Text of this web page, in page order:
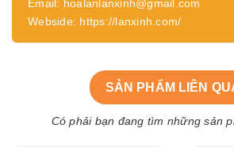
Email: hoalanlanxinh@gmail.com
Webside: https://lanxinh.com/
SẢN PHẨM LIÊN
Có phải bạn đang tìm những sản